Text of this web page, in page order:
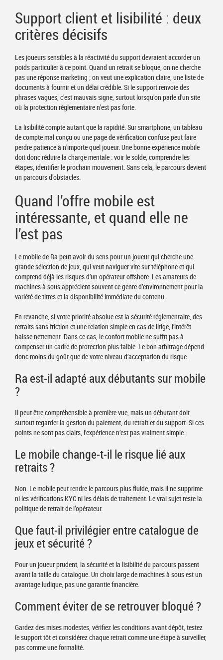
Support client et lisibilité : deux
critères décisifs
Les joueurs sensibles à la réactivité du support devraient accorder un
poids particulier à ce point. Quand un retrait se bloque, on ne cherche
pas une réponse marketing ; on veut une explication claire, une liste de
documents à fournir et un délai crédible. Si le support renvoie des
phrases vagues, c’est mauvais signe, surtout lorsqu’on parle d’un site
où la protection réglementaire n’est pas forte.
La lisibilité compte autant que la rapidité. Sur smartphone, un tableau
de compte mal conçu ou une page de vérification confuse peut faire
perdre patience à n’importe quel joueur. Une bonne expérience mobile
doit donc réduire la charge mentale : voir le solde, comprendre les
étapes, identifier le prochain mouvement. Sans cela, le parcours devient
un parcours d’obstacles.
Quand l’offre mobile est
intéressante, et quand elle ne
l’est pas
Le mobile de Ra peut avoir du sens pour un joueur qui cherche une
grande sélection de jeux, qui veut naviguer vite sur téléphone et qui
comprend déjà les risques d’un opérateur offshore. Les amateurs de
machines à sous apprécient souvent ce genre d’environnement pour la
variété de titres et la disponibilité immédiate du contenu.
En revanche, si votre priorité absolue est la sécurité réglementaire, des
retraits sans friction et une relation simple en cas de litige, l’intérêt
baisse nettement. Dans ce cas, le confort mobile ne suffit pas à
compenser un cadre de protection plus faible. Le bon arbitrage dépend
donc moins du goût que de votre niveau d’acceptation du risque.
Ra est-il adapté aux débutants sur mobile
?
Il peut être compréhensible à première vue, mais un débutant doit
surtout regarder la gestion du paiement, du retrait et du support. Si ces
points ne sont pas clairs, l’expérience n’est pas vraiment simple.
Le mobile change-t-il le risque lié aux
retraits ?
Non. Le mobile peut rendre le parcours plus fluide, mais il ne supprime
ni les vérifications KYC ni les délais de traitement. Le vrai sujet reste la
politique de retrait de l’opérateur.
Que faut-il privilégier entre catalogue de
jeux et sécurité ?
Pour un joueur prudent, la sécurité et la lisibilité du parcours passent
avant la taille du catalogue. Un choix large de machines à sous est un
avantage ludique, pas une garantie financière.
Comment éviter de se retrouver bloqué ?
Gardez des mises modestes, vérifiez les conditions avant dépôt, testez
le support tôt et considérez chaque retrait comme une étape à surveiller,
pas comme une formalité.